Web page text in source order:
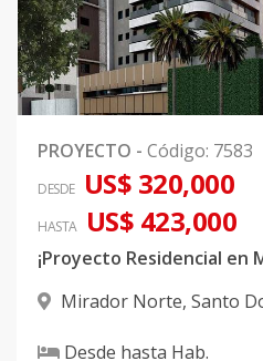
PROYECTO - Código: 7583
DESDE US$ 320,000
HASTA US$ 423,000
¡Proyecto Residencial en
Mirador Norte, Santo
Desde hasta Hab.